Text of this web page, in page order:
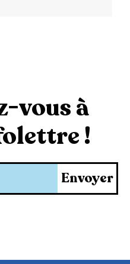
vous à
!
Envoyer